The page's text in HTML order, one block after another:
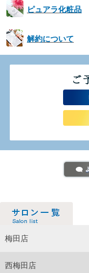
ピュアラ化粧品
解約について
梅田店
西梅田店